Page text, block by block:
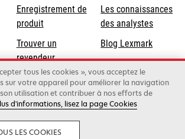
onglet
un
nouvel
onglet
un
onglet
Enregistrement de
produit
Trouver un
revendeur
Les connaissances
des analystes
Blog Lexmark
Inc., une entreprise Xerox
droits réservés.
tous les cookies », vous acceptez le
sur votre appareil pour améliorer la navigation
utilisation et contribuer à nos efforts de
d'informations, lisez la page Cookies
LES COOKIES